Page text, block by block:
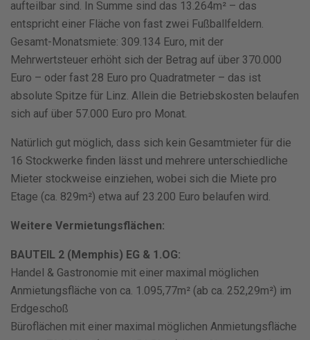
aufteilbar sind. In Summe sind das 13.264m² – das
entspricht einer Fläche von fast zwei Fußballfeldern.
Gesamt-Monatsmiete: 309.134 Euro, mit der
Mehrwertsteuer erhöht sich der Betrag auf über 370.000
Euro – oder fast 28 Euro pro Quadratmeter – das ist
absolute Spitze für Linz. Allein die Betriebskosten belaufen
sich auf über 57.000 Euro pro Monat.
Natürlich gut möglich, dass sich kein Gesamtmieter für die
16 Stockwerke finden lässt und mehrere unterschiedliche
Mieter stockweise einziehen, wobei sich die Miete pro
Etage (ca. 829m²) etwa auf 23.200 Euro belaufen wird.
Weitere Vermietungsflächen:
BAUTEIL 2 (Memphis) EG & 1.OG:
Handel & Gastronomie mit einer maximal möglichen
Anmietungsfläche von ca. 1.095,77m² (ab ca. 252,29m²) im
Erdgeschoß
Büroflächen mit einer maximal möglichen Anmietungsfläche